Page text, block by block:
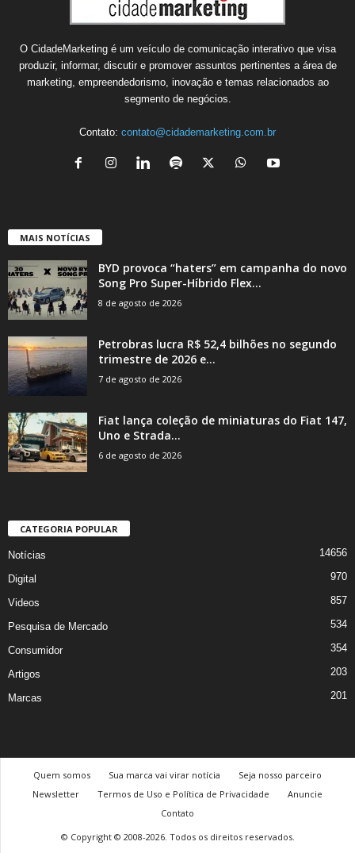
O CidadeMarketing é um veículo de comunicação interativo que visa
produzir, informar, discutir e promover assuntos pertinentes a área de
marketing, empreendedorismo, inovação e temas relacionados ao
segmento de negócios.
Contato: contato@cidademarketing.com.br
MAIS NOTÍCIAS
BYD provoca “haters” em campanha do novo
Song Pro Super-Híbrido Flex...
8 de agosto de 2026
Petrobras lucra R$ 52,4 bilhões no segundo
trimestre de 2026 e...
7 de agosto de 2026
Fiat lança coleção de miniaturas do Fiat 147,
Uno e Strada...
6 de agosto de 2026
CATEGORIA POPULAR
Notícias 14656
Digital 970
Videos 857
Pesquisa de Mercado 534
Consumidor 354
Artigos 203
Marcas 201
Quem somos Sua marca vai virar notícia
Seja nosso parceiro
Newsletter
Termos de Uso e Política de Privacidade
Anuncie
Contato
© Copyright © 2008-2026. Todos os direitos reservados.